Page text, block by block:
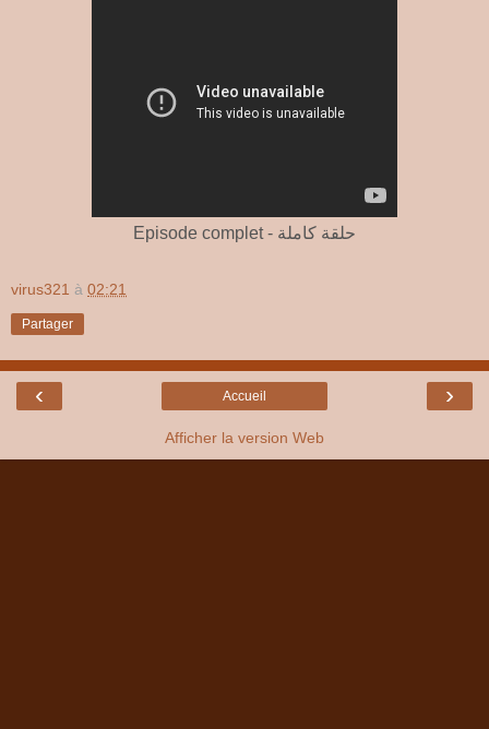
Episode complet - حلقة كاملة
virus321 à 02:21
Partager
‹ ›
Accueil
Afficher la version Web